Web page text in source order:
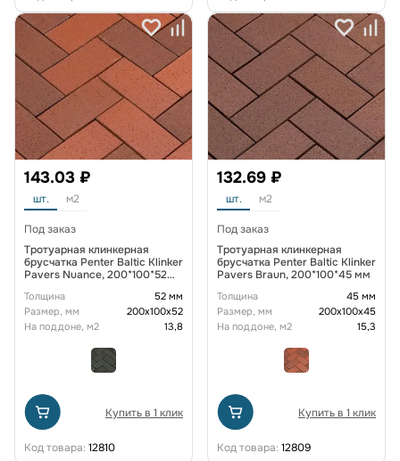
143.03 ₽
шт. м2
Под заказ
Тротуарная клинкерная
брусчатка Penter Baltic Klinker
Pavers Nuance, 200*100*52
Толщина
52 мм
Размер, мм
200х100х52
На поддоне, м2
13,8
Купить в 1 клик
Код товара: 12810
132.69 ₽
шт. м2
Под заказ
Тротуарная клинкерная
брусчатка Penter Baltic Klinker
Pavers Braun, 200*100*45 мм
Толщина
45 мм
Размер, мм
200х100х45
На поддоне, м2
15,3
Купить в 1 клик
Код товара: 12809